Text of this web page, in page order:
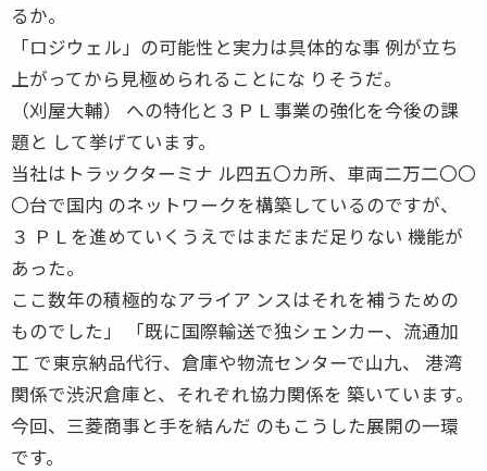
るか。
「ロジウェル」の可能性と実力は具体的な事 例が立ち
上がってから見極められることにな りそうだ。
（刈屋大輔） への特化と３ＰＬ事業の強化を今後の課
題と して挙げています。
当社はトラックターミナ ル四五〇カ所、車両二万二〇〇
〇台で国内 のネットワークを構築しているのですが、
３ ＰＬを進めていくうえではまだまだ足りない 機能が
あった。
ここ数年の積極的なアライア ンスはそれを補うための
ものでした」 「既に国際輸送で独シェンカー、流通加
工 で東京納品代行、倉庫や物流センターで山九、 港湾
関係で渋沢倉庫と、それぞれ協力関係を 築いています。
今回、三菱商事と手を結んだ のもこうした展開の一環
です。